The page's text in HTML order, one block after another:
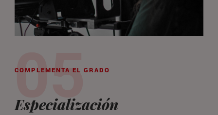
COMPLEMENTA EL GRADO
Especialización